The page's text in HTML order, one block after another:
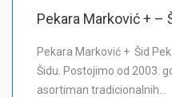
Pekara Marković + –
Pekara Marković + Šid
Šidu. Postojimo od 2003.
asortiman tradicionalnih…